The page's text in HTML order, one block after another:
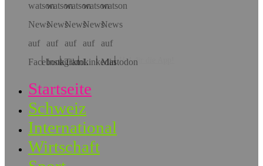
Hol dir die App!
Startseite
Schweiz
International
Wirtschaft